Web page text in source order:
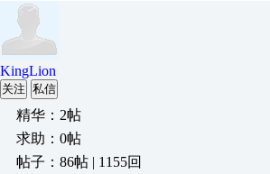
KingLion
关注 私信
精华：2帖
求助：0帖
帖子：86帖 | 1155回